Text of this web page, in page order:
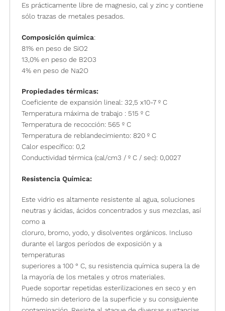
Es prácticamente libre de magnesio, cal y zinc y contiene
sólo trazas de metales pesados.
Composición química:
81% en peso de SiO2
13,0% en peso de B2O3
4% en peso de Na2O
Propiedades térmicas:
Coeficiente de expansión lineal: 32,5 x10-7 º C
Temperatura máxima de trabajo : 515 º C
Temperatura de recocción: 565 º C
Temperatura de reblandecimiento: 820 º C
Calor específico: 0,2
Conductividad térmica (cal/cm3 / º C / sec): 0,0027
Resistencia Química:
Este vidrio es altamente resistente al agua, soluciones
neutras y ácidas, ácidos concentrados y sus mezclas, así
como a
cloruro, bromo, yodo, y disolventes orgánicos. Incluso
durante el largos períodos de exposición y a
temperaturas
superiores a 100 ° C, su resistencia química supera la de
la mayoría de los metales y otros materiales.
Puede soportar repetidas esterilizaciones en seco y en
húmedo sin deterioro de la superficie y su consiguiente